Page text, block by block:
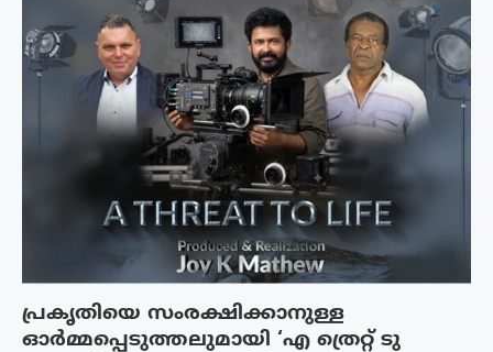
പ്രകൃതിയെ സംരക്ഷിക്കാനുള്ള
ഓർമ്മപ്പെടുത്തലുമായി ‘എ ത്രെറ്റ് ടു